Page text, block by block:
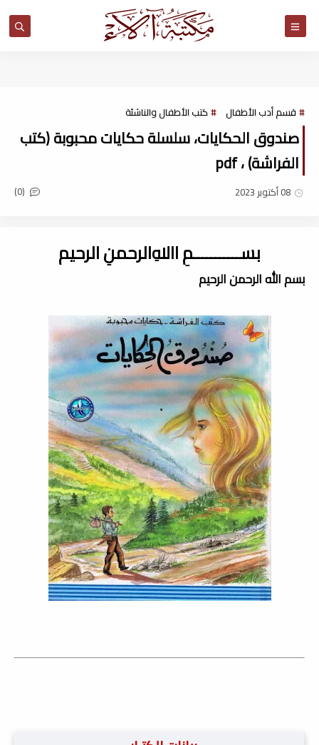
قسم أدب الأطفال كتب الأطفال والناشئة
صندوق الحكايات، سلسلة حكايات محبوبة (كتب
الفراشة) ، pdf
08 أكتوبر 2023 (0)
بســـــــــــمِ اﷲِالرحمنِ الرحيم
بسم الله الرحمن الرحيم